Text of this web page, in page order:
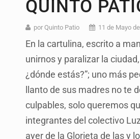
Resalta
Asume
Policías
Procesan
QUINTO
por Quinto Patio 11 de Mayo
En la cartulina, escrito a
unirnos y paralizar la
¿dónde estás?”; uno más
llanto de sus madres no te
culpables, solo queremos
integrantes del colectivo
ayer de la Glorieta de las y